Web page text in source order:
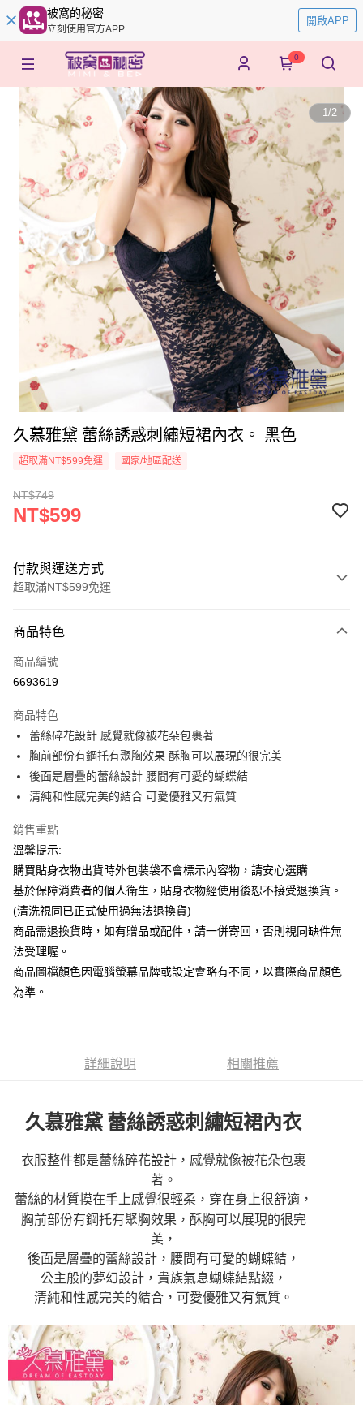
被窩的秘密
立刻使用官方APP
開啟APP
0
1/2
久慕雅黛 蕾絲誘惑刺繡短裙內衣。 黑色
超取滿NT$599免運 國家/地區配送
NT$749
NT$599
付款與運送方式
超取滿NT$599免運
信用卡一次付款
超商取貨付款
Apple Pay
街口支付
悠遊付
ATM付款
全家付款取貨
每筆NT$65，滿NT$599(含以上)免運費
7-11付款取貨
宅配
商品特色
商品編號
6693619
商品特色
蕾絲碎花設計 感覺就像被花朵包裹著
胸前部份有鋼托有聚胸效果 酥胸可以展現的很完美
後面是層疊的蕾絲設計 腰間有可愛的蝴蝶結
清純和性感完美的結合 可愛優雅又有氣質
銷售重點
溫馨提示:
購買貼身衣物出貨時外包裝袋不會標示內容物，請安心選購
基於保障消費者的個人衛生，貼身衣物經使用後恕不接受退換貨。
(清洗視同已正式使用過無法退換貨)
商品需退換貨時，如有贈品或配件，請一併寄回，否則視同缺件無
法受理喔。
商品圖檔顏色因電腦螢幕品牌或設定會略有不同，以實際商品顏色
為準。
詳細說明 相關推薦
久慕雅黛 蕾絲誘惑刺繡短裙內衣
衣服整件都是蕾絲碎花設計，感覺就像被花朵包裹
著。
蕾絲的材質摸在手上感覺很輕柔，穿在身上很舒適，
胸前部份有鋼托有聚胸效果，酥胸可以展現的很完
美，
後面是層疊的蕾絲設計，腰間有可愛的蝴蝶結，
公主般的夢幻設計，貴族氣息蝴蝶結點綴，
清純和性感完美的結合，可愛優雅又有氣質。